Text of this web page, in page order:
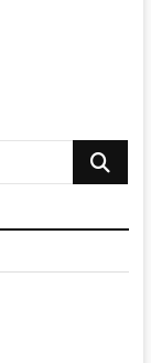
Buscar